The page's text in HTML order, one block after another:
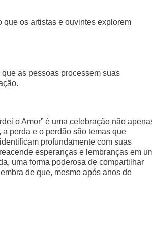
os artistas e ouvintes explorem
as pessoas processem suas
o Amor” é uma celebração não
perda e o perdão são temas que
profundamente com suas
esperanças e lembranças em
uma forma poderosa de compartilhar
de que, mesmo após anos de